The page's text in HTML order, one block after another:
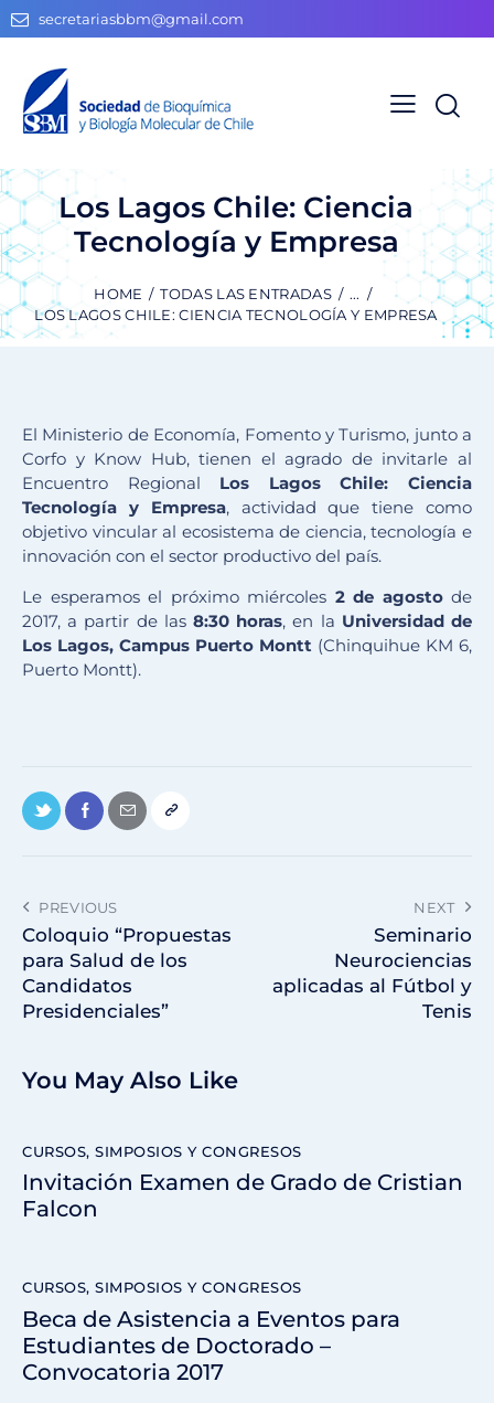
secretariasbbm@gmail.com
Los Lagos Chile: Ciencia
Tecnología y Empresa
HOME TODAS LAS ENTRADAS
...
LOS LAGOS CHILE: CIENCIA TECNOLOGÍA Y EMPRESA
El Ministerio de Economía, Fomento y Turismo, junto a
Corfo y Know Hub, tienen el agrado de invitarle al
Encuentro Regional Los Lagos Chile: Ciencia
Tecnología y Empresa, actividad que tiene como
objetivo vincular al ecosistema de ciencia, tecnología e
innovación con el sector productivo del país.
Le esperamos el próximo miércoles 2 de agostode
2017, a partir de las 8:30 horas, en la Universidad de
Los Lagos, Campus Puerto Montt (Chinquihue KM 6,
Puerto Montt).
PREVIOUS
Coloquio “Propuestas
para Salud de los
Candidatos
Presidenciales”
NEXT
Seminario
Neurociencias
aplicadas al Fútbol y
Tenis
You May Also Like
CURSOS, SIMPOSIOS Y CONGRESOS
Invitación Examen de Grado de Cristian
Falcon
CURSOS, SIMPOSIOS Y CONGRESOS
Beca de Asistencia a Eventos para
Estudiantes de Doctorado –
Convocatoria 2017